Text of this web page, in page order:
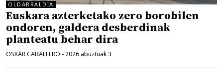
OLDARRALDIA
Euskara azterketako zero borobilen
ondoren, galdera desberdinak
planteatu behar dira
OSKAR CABALLERO - 2026 abuztuak 3